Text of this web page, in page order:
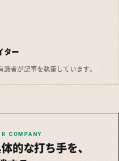
ター
者が記事を執筆しています。
COMPANY
的な打ち手を、